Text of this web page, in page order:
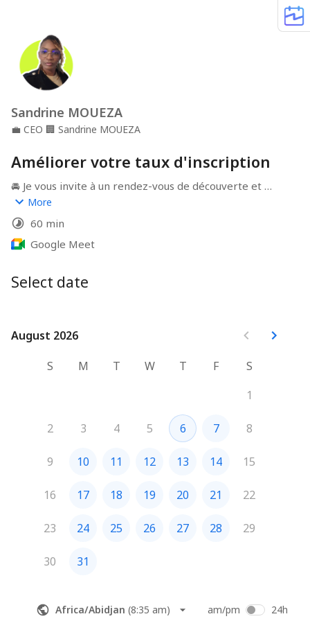
Sandrine MOUEZA
💼 CEO 🏢 Sandrine MOUEZA
Améliorer votre taux d'inscription
🚘 Je vous invite à un rendez-vous de découverte et
d'évaluation, pour vous aider dans l'acquisition de
nouveaux élèves.
More
60 min
Google Meet
Select date
August 2026
August 2026
S
M T W T F
S
1
2 3 4 5 6 7 8
9 10 11 12 13 14 15
16 17 18 19 20 21 22
23 24 25 26 27 28 29
30 31
Africa/Abidjan (8:35 am) am/pm 24h